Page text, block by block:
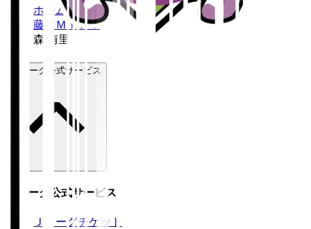
ホーム>
藤枝ＭＹＦＣ>
森 侑里
Ｊリーグ公式サービス
Ｊリーグ公式サービス
Ｊリーグチケット